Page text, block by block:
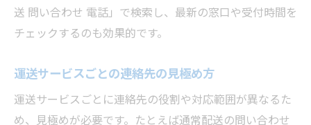
送 問い合わせ 電話」で検索し、最新の窓口や受付時間を
チェックするのも効果的です。
運送サービスごとの連絡先の見極め方
運送サービスごとに連絡先の役割や対応範囲が異なるた
め、見極めが必要です。たとえば通常配送の問い合わせ